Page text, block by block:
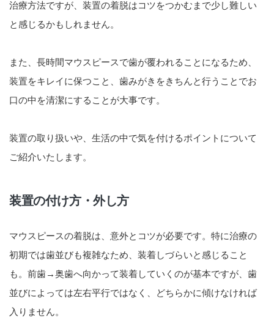
治療方法ですが、装置の着脱はコツをつかむまで少し難しい
と感じるかもしれません。
また、長時間マウスピースで歯が覆われることになるため、
装置をキレイに保つこと、歯みがきをきちんと行うことでお
口の中を清潔にすることが大事です。
装置の取り扱いや、生活の中で気を付けるポイントについて
ご紹介いたします。
装置の付け方・外し方
マウスピースの着脱は、意外とコツが必要です。特に治療の
初期では歯並びも複雑なため、装着しづらいと感じること
も。前歯→奥歯へ向かって装着していくのが基本ですが、歯
並びによっては左右平行ではなく、どちらかに傾けなければ
入りません。